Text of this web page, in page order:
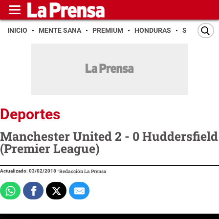
INICIO MENTE SANA PREMIUM HONDURAS SAN PEDRO
Deportes
Manchester United 2 - 0 Huddersfield
(Premier League)
Actualizado: 03/02/2018-Redacción La Prensa